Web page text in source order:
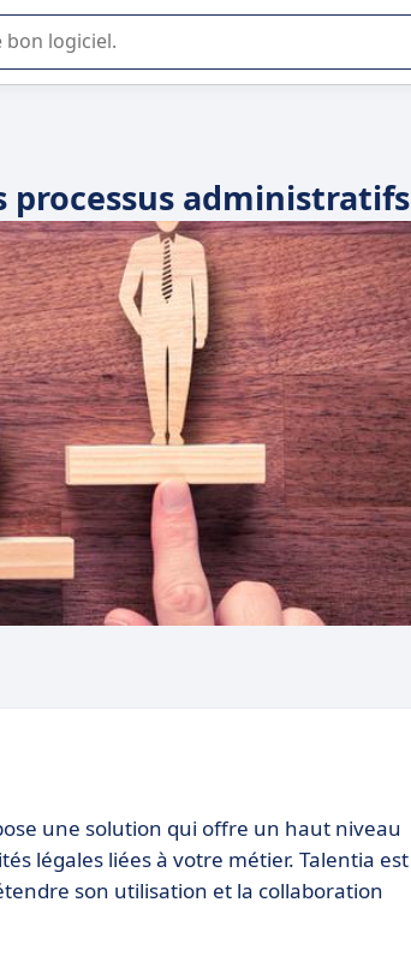
de logiciel SaaS en entreprise.
processus administratifs
une solution qui offre un haut niveau
légales liées à votre métier. Talentia est
son utilisation et la collaboration